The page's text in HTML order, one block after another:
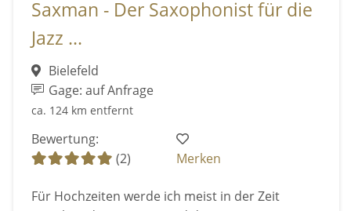
Saxman - Der Saxophonist für die
Jazz ...
Bielefeld
Gage: auf Anfrage
ca. 124 km entfernt
Bewertung:
(2)
Merken
Für Hochzeiten werde ich meist in der Zeit